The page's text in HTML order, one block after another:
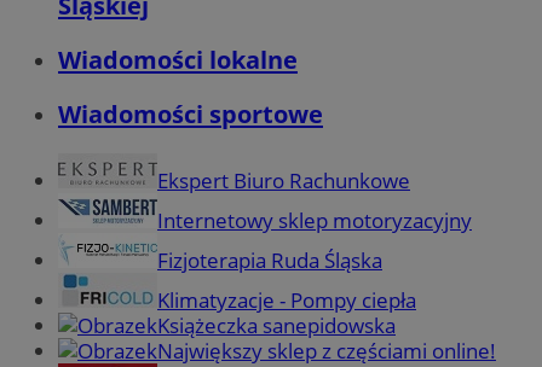
Wiadomości lokalne
Wiadomości sportowe
Ekspert Biuro Rachunkowe
Internetowy sklep motoryzacyjny
Fizjoterapia Ruda Śląska
Klimatyzacje - Pompy ciepła
Książeczka sanepidowska
Największy sklep z częściami online!